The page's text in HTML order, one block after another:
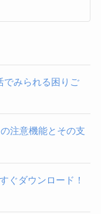
でみられる困りご
注意機能とその支
ぐダウンロード！